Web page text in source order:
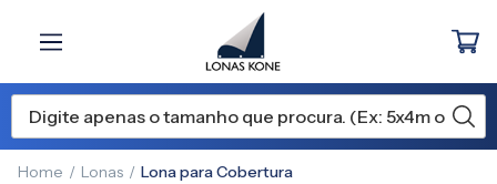
Home Lonas Lona para Cobertura